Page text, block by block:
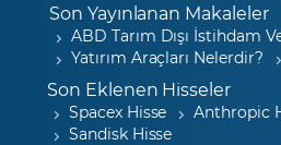
Son Yayınlanan Makaleler
ABD Tarım Dışı İstihdam
Yatırım Araçları Nelerdir?
Son Eklenen Hisseler
Spacex Hisse
Anthropic
Sandisk Hisse